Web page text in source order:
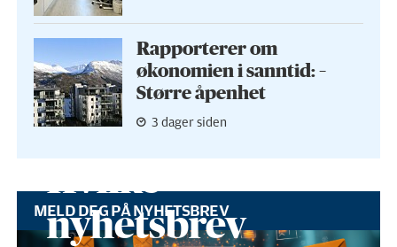
Rapporterer om
økonomien i sanntid: –
Større åpenhet
3 dager siden
MELD DEG PÅ NYHETSBREV
Hvilke
nyhetsbrev